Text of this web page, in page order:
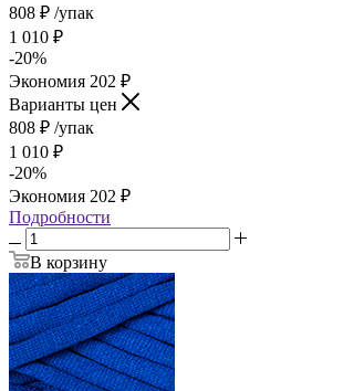
808 ₽ /упак
1 010 ₽
-20%
Экономия 202 ₽
Варианты цен
808 ₽ /упак
1 010 ₽
-20%
Экономия 202 ₽
Подробности
В корзину